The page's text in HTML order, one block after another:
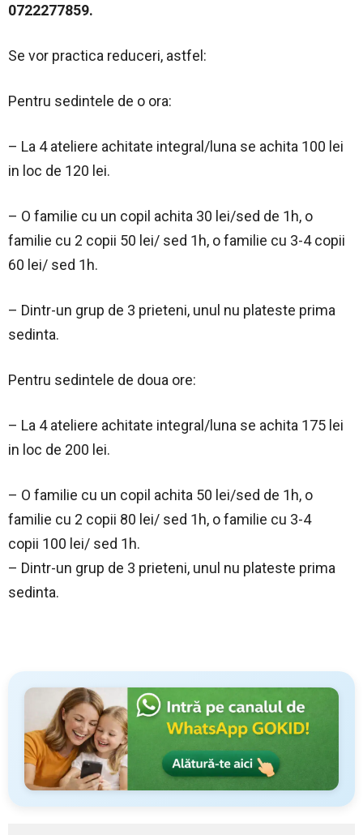
0722277859.
Se vor practica reduceri, astfel:
Pentru sedintele de o ora:
– La 4 ateliere achitate integral/luna se achita 100 lei
in loc de 120 lei.
– O familie cu un copil achita 30 lei/sed de 1h, o
familie cu 2 copii 50 lei/ sed 1h, o familie cu 3-4 copii
60 lei/ sed 1h.
– Dintr-un grup de 3 prieteni, unul nu plateste prima
sedinta.
Pentru sedintele de doua ore:
– La 4 ateliere achitate integral/luna se achita 175 lei
in loc de 200 lei.
– O familie cu un copil achita 50 lei/sed de 1h, o
familie cu 2 copii 80 lei/ sed 1h, o familie cu 3-4
copii 100 lei/ sed 1h.
– Dintr-un grup de 3 prieteni, unul nu plateste prima
sedinta.